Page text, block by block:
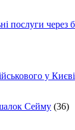
послуги через
у Києві
Сейму (36)